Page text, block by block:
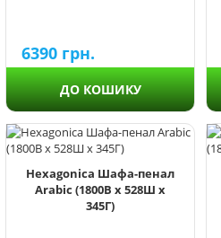
6390 грн.
ДО КОШИКУ
Hexagonica Шафа-пенал
Arabic (1800В х 528Ш х
345Г)